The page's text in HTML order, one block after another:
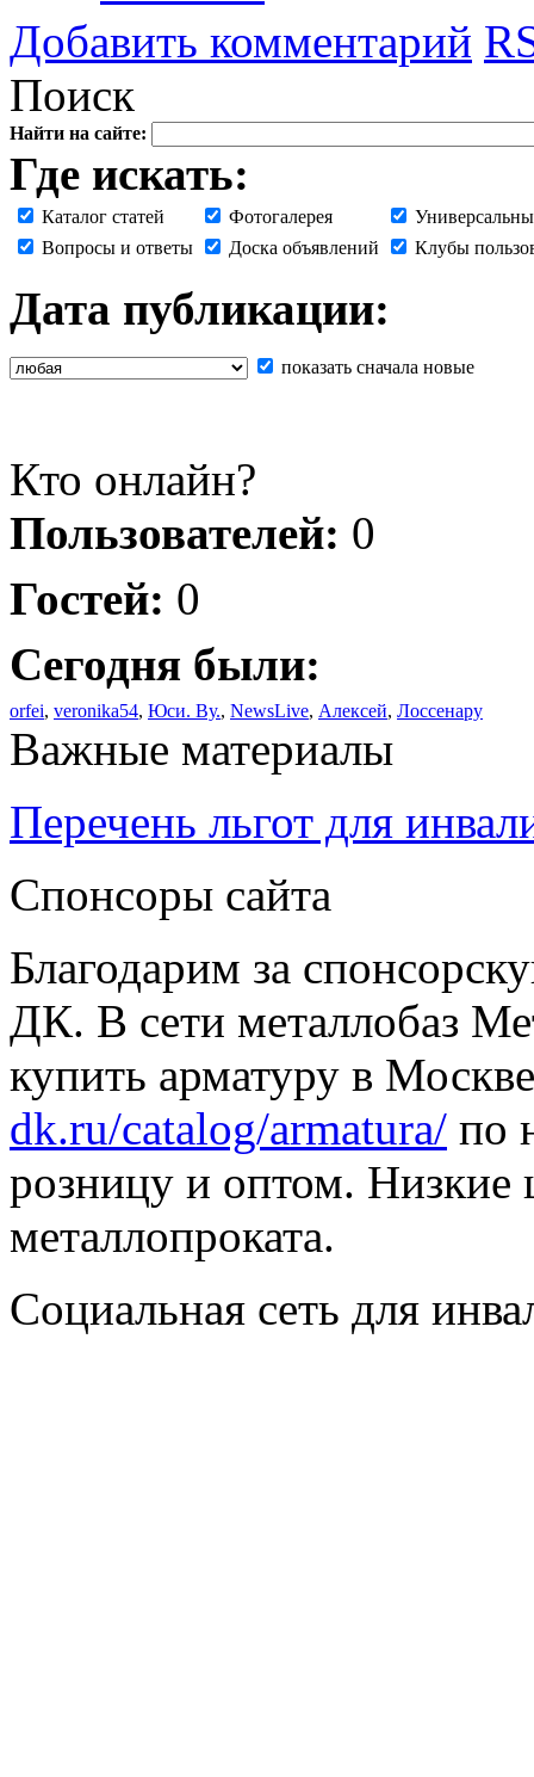
Добавить комментарий
Поиск
Найти на сайте:
Где искать:
Каталог статей Фотогалерея
Вопросы и ответы
Доска объявлений Клубы
Дата публикации:
показать сначала новые
Кто онлайн?
Пользователей: 0
Гостей: 0
Сегодня были:
orfei, veronika54, Юси. Ву., NewsLive, Алексей, Лоссенару
Важные материалы
Перечень льгот для
Спонсоры сайта
Благодарим за
ДК. В сети металлобаз
купить арматуру в
dk.ru/catalog/armatura/ по
розницу и оптом. Низкие
металлопроката.
Социальная сеть для